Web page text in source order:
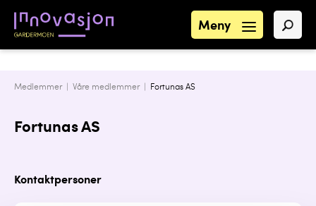
Meny
Medlemmer | Våre medlemmer| Fortunas AS
Fortunas AS
Kontaktpersoner